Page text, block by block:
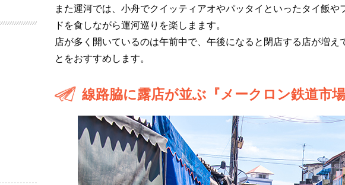
また運河では、小舟でクイッティアオやパッタイといったタイ飯
ドを食しながら運河巡りを楽しまます。
店が多く開いているのは午前中で、午後になると閉店する店が増
とをおすすめします。
線路脇に露店が並ぶ『メークロン鉄道市